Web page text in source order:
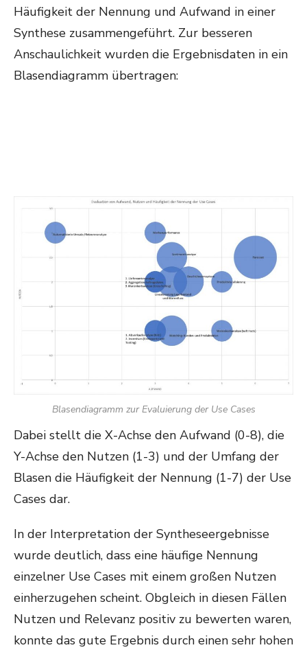
Häufigkeit der Nennung und Aufwand in einer
Synthese zusammengeführt. Zur besseren
Anschaulichkeit wurden die Ergebnisdaten in ein
Blasendiagramm übertragen:
Blasendiagramm zur Evaluierung der Use Cases
Dabei stellt die X-Achse den Aufwand (0-8), die
Y-Achse den Nutzen (1-3) und der Umfang der
Blasen die Häufigkeit der Nennung (1-7) der Use
Cases dar.
In der Interpretation der Syntheseergebnisse
wurde deutlich, dass eine häufige Nennung
einzelner Use Cases mit einem großen Nutzen
einherzugehen scheint. Obgleich in diesen Fällen
Nutzen und Relevanz positiv zu bewerten waren,
konnte das gute Ergebnis durch einen sehr hohen